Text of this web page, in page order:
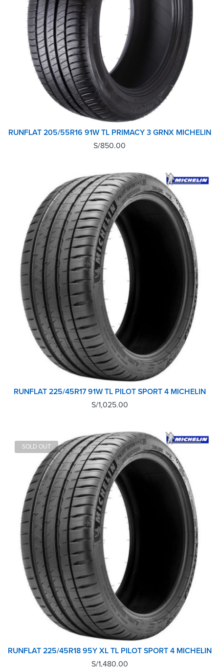
RUNFLAT 205/55R16 91W TL PRIMACY 3 GRNX MICHELIN
S/850.00
RUNFLAT 225/45R17 91W TL PILOT SPORT 4 MICHELIN
S/1,025.00
SOLD OUT
RUNFLAT 225/45R18 95Y XL TL PILOT SPORT 4 MICHELIN
S/1,480.00